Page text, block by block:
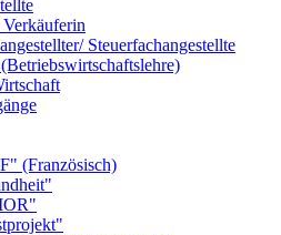
Steuerfachangestellte
(Französisch)